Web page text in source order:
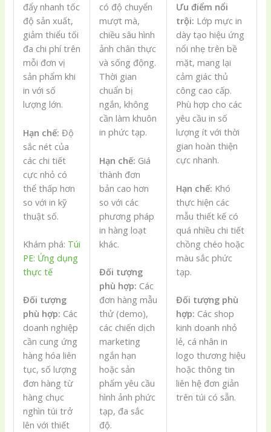
đẩy nhanh tốc
độ sản xuất,
giảm thiểu tối
đa chi phí trên
mỗi đơn vị
sản phẩm khi
in với số
lượng lớn.
Hạn chế: Độ
sắc nét của
các chi tiết
cực nhỏ có
thể thấp hơn
so với in kỹ
thuật số.
Khám phá: Túi
PE: Ứng dụng
thực tế
Đối tượng
phù hợp: Các
doanh nghiệp
cần cung ứng
hàng hóa liên
tục, số lượng
đơn hàng từ
hàng chục
nghìn túi trở
lên với thiết
có độ chuyển
mượt mà,
chiều sâu hình
ảnh chân thực
và sống động.
Thời gian
chuẩn bị
ngắn, không
cần làm khuôn
in phức tạp.
Hạn chế: Giá
thành đơn
bản cao hơn
so với các
phương pháp
in hàng loạt
khác.
Đối tượng
phù hợp: Các
đơn hàng mẫu
thử (demo),
các chiến dịch
marketing
ngắn hạn
hoặc sản
phẩm yêu cầu
hình ảnh phức
tạp, đa sắc
độ.
Ưu điểm nổi
trội: Lớp mực in
dày tạo hiệu ứng
nổi nhẹ trên bề
mặt, mang lại
cảm giác thủ
công cao cấp.
Phù hợp cho các
yêu cầu in số
lượng ít với thời
gian hoàn thiện
cực nhanh.
Hạn chế: Khó
thực hiện các
mẫu thiết kế có
quá nhiều chi tiết
chồng chéo hoặc
màu sắc phức
tạp.
Đối tượng phù
hợp: Các shop
kinh doanh nhỏ
lẻ, cá nhân in
logo thương hiệu
hoặc thông tin
liên hệ đơn giản
trên túi có sẵn.